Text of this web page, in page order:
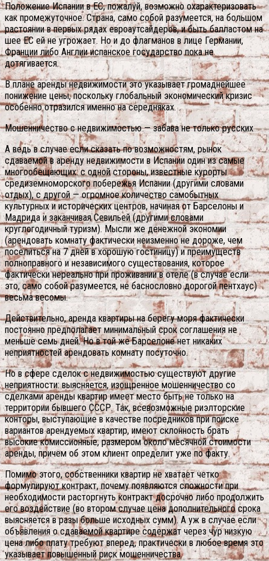
Положение Испании в ЕС, пожалуй, возможно охарактеризовать
как промежуточное. Страна, само собой разумеется, на большом
растоянии в первых рядах евроаутсайдеров, и быть балластом на
шее ЕС ей не угрожает. Но и до флагманов в лице Германии,
Франции либо Англии испанское государство пока не
дотягивается.
В плане аренды недвижимости это указывает громаднейшее
понижение цены, поскольку глобальный экономический кризис
особенно отразился именно на середняках.
Мошенничество с недвижимостью — забава не только русских
А ведь в случае если сказать по возможностям, рынок
сдаваемой в аренду недвижимости в Испании один из самые
многообещающих: с одной стороны, известные курорты
средиземноморского побережья Испании (другими словами
отдых), с другой — огромное количество самобытных
культурных и исторических центров, начиная от Барселоны и
Мадрида и заканчивая Севильей (другими словами
круглогодичный туризм). Мысли же денежной экономии
(арендовать комнату фактически неизменно не дороже, чем
поселиться на 7 дней в хорошую гостиницу) и преимуществ
полноправного и независимого существования, которое
фактически нереально при проживании в отеле (в случае если
это, само собой разумеется, не баснословно дорогой пентхаус)
весьма весомы.
Действительно, аренда квартиры на берегу моря фактически
постоянно предполагает минимальный срок соглашения не
меньше семь дней. Но в той же Барселоне нет никаких
неприятностей арендовать комнату посуточно.
Но в сфере сделок с недвижимостью существуют другие
неприятности: выясняется, изощренное мошенничество со
сделками аренды квартир имеет место быть не только на
территории бывшего СССР. Так, всевозможные риэлторские
конторы, выступающие в качестве посредников при поиске
вариантов арендуемых квартир, имеют склонность брать
высокие комиссионные, размером около месячной стоимости
аренды, причем об этом клиент определит уже по факту.
Помимо этого, собственники квартир не хватает четко
формулируют контракт, почему появляются сложности при
необходимости расторгнуть контракт досрочно либо продолжить
его воздействие (во втором случае цена дополнительного срока
выясняется в разы больше исходных сумм). А уж в случае если
объявления о сдаваемой квартире содержат через чур низкую
цена либо плату требуют вперед, практически в любое время это
указывает повышенный риск мошенничества.